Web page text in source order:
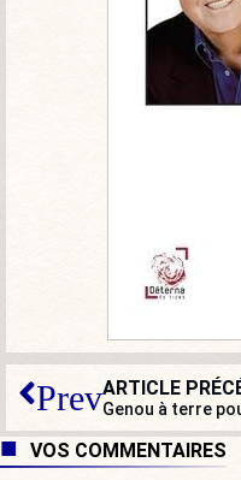
Prev
VOS COMMENTAIRES